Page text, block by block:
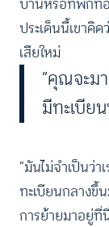
ประเด็นนี้เขาคิ
เสียใหม่
“คุณจะม
มีทะเบีย
“มันไม่จำเป็นว่
ทะเบียนกลางขึ้
การย้ายมาอยู่ที่